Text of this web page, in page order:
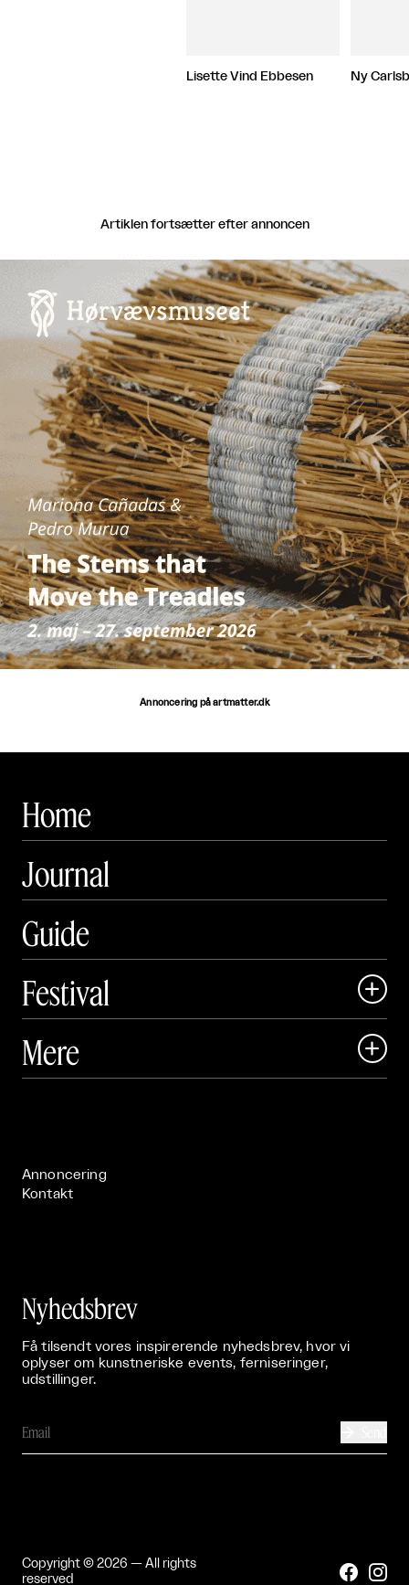
Lisette Vind Ebbesen Ny
Artiklen fortsætter efter annoncen
Annoncering på artmatter.dk
Home
Journal
Guide
Festival

 Art Matter Festival
Mere 
Annoncering
Kontakt
Nyhedsbrev
Få tilsendt vores inspirerende nyhedsbrev, hvor vi
oplyser om kunstneriske events, ferniseringer,
udstillinger.
Copyright © 2026 — All rights
reserved
 